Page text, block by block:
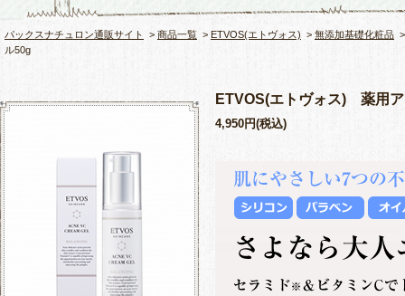
パックスナチュロン通販サイト > 商品一覧 > ETVOS(エトヴォス) > 無添加基礎化粧品
ル50g
ETVOS(エトヴォス) 薬用
4,950円(税込)